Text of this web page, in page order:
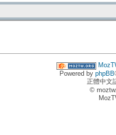
Powered by phpBB
正體中文
©